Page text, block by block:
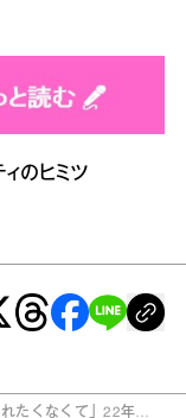
のヒミツ
たくなくて」22年の